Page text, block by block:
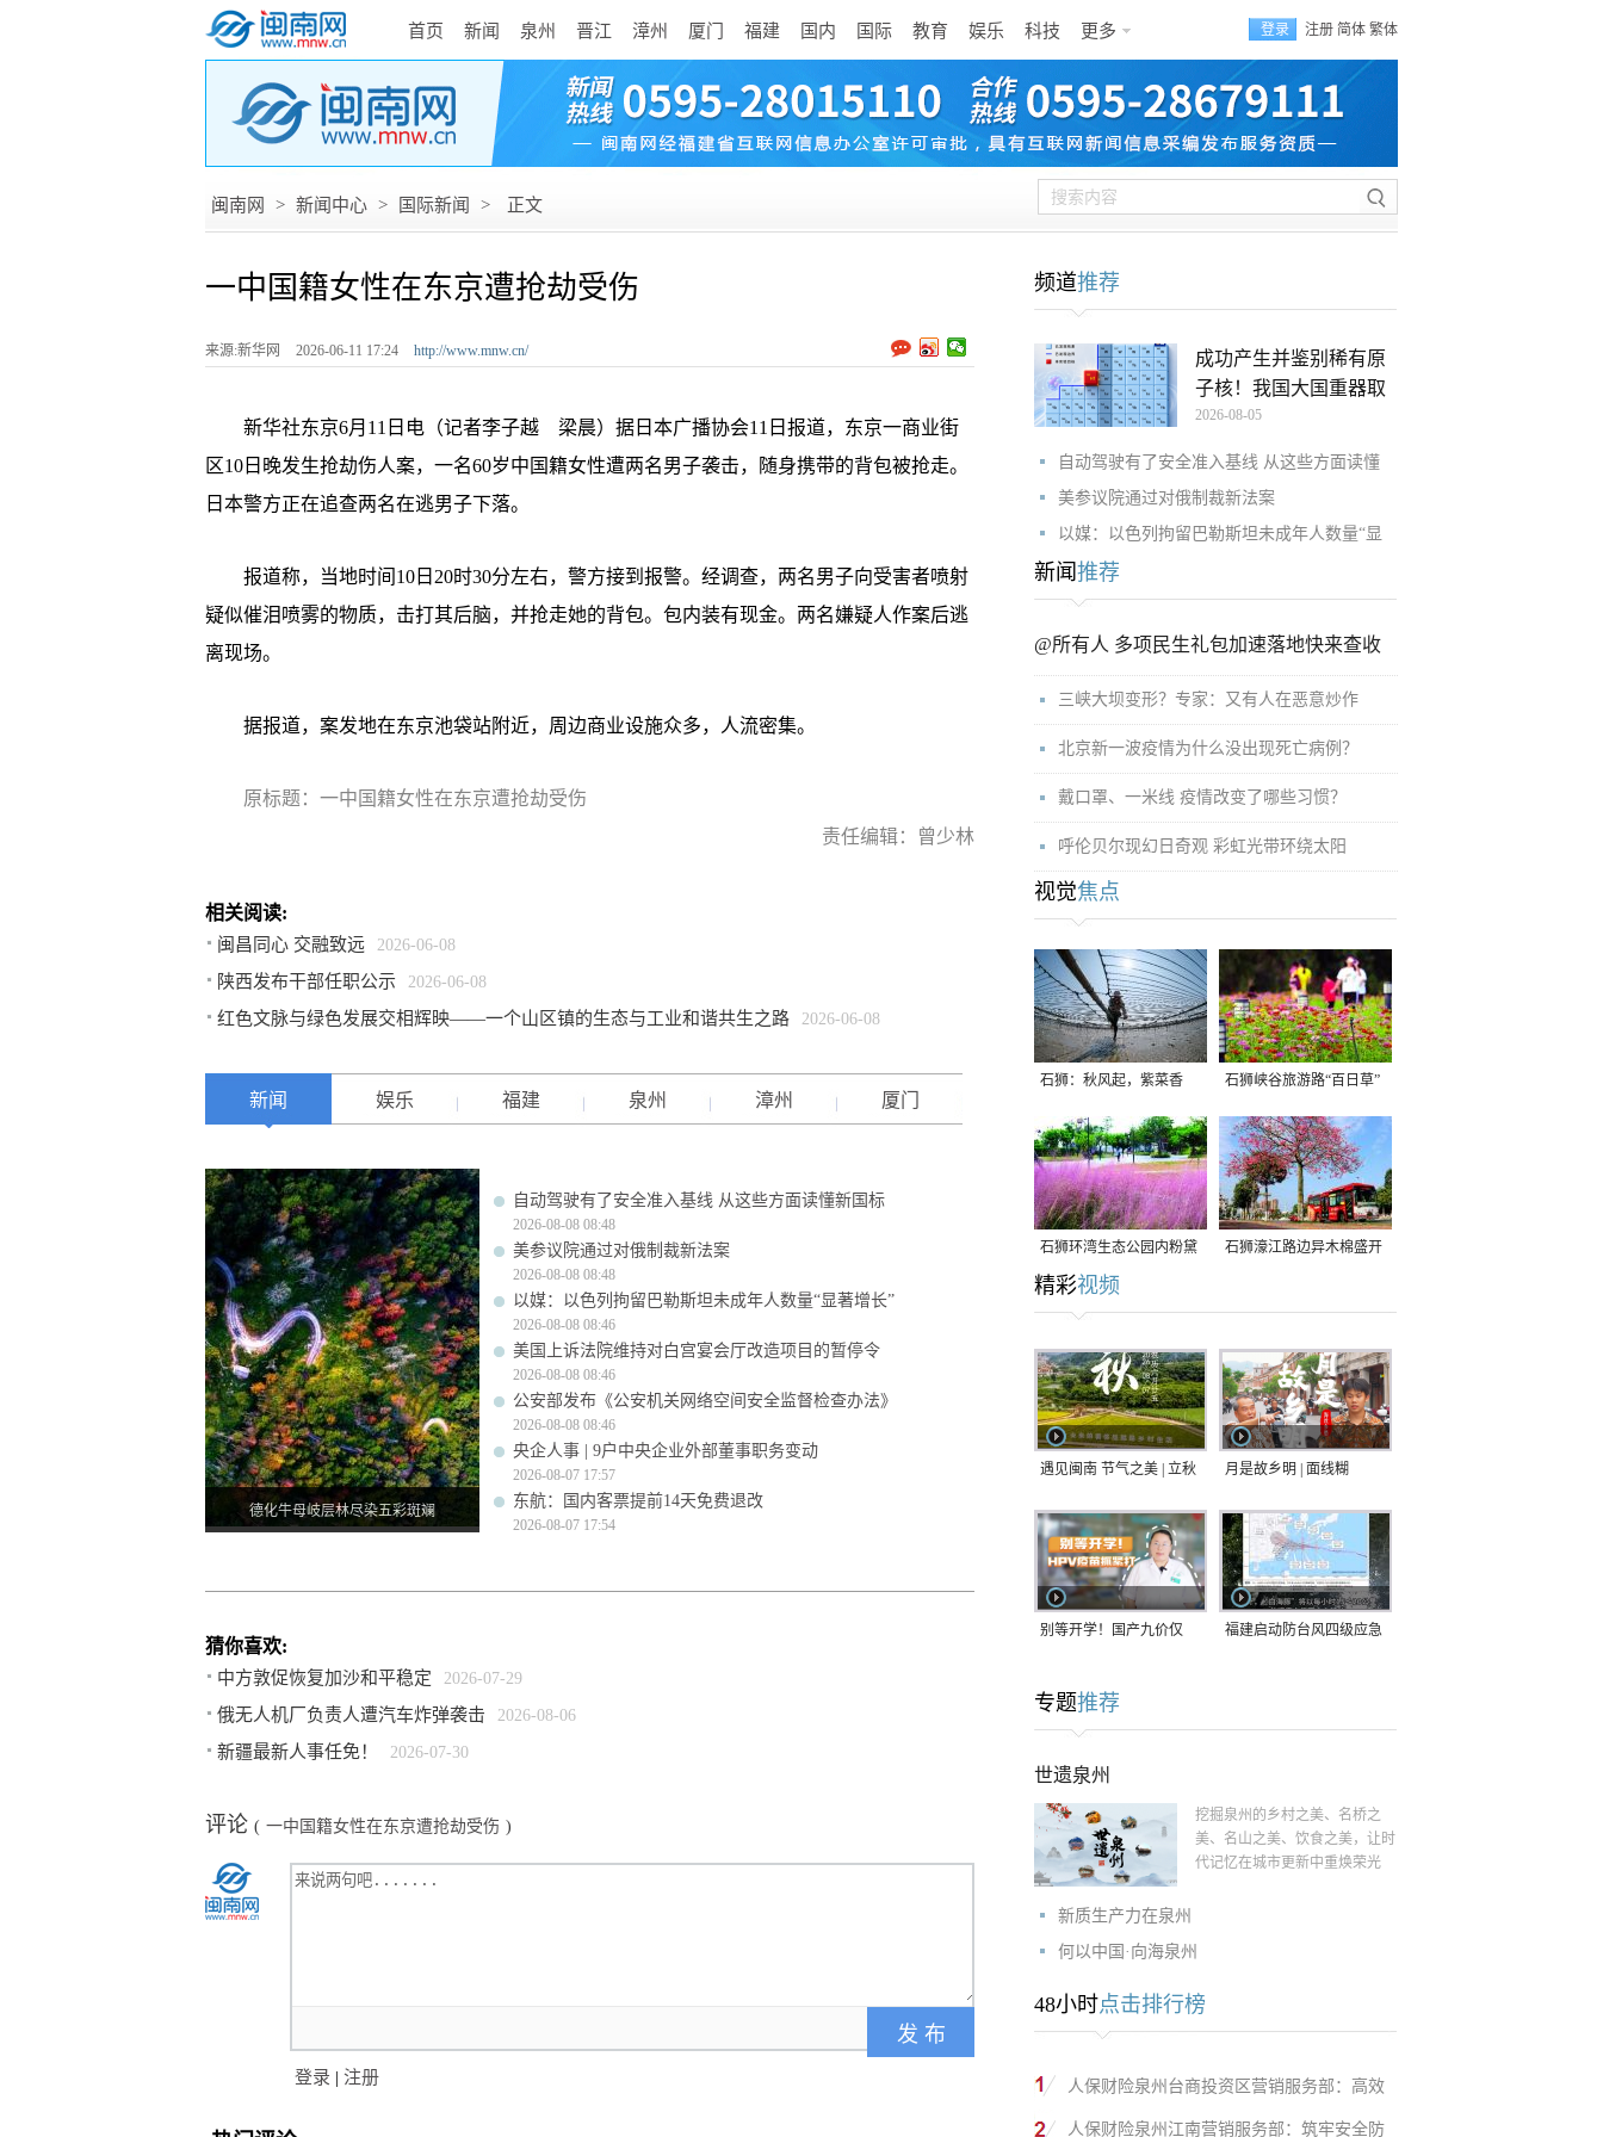
首页 新闻 泉州 晋江 漳州 厦门 福建 国内 国际 教育 娱乐 科技 更多 登录 注册 简体 繁体
闽南网 > 新闻中心 > 国际新闻 > 正文
一中国籍女性在东京遭抢劫受伤
来源:新华网 2026-06-11 17:24 http://www.mnw.cn/
新华社东京6月11日电（记者李子越 梁晨）据日本广播协会11日报道，东京一商业街
区10日晚发生抢劫伤人案，一名60岁中国籍女性遭两名男子袭击，随身携带的背包被抢走。
日本警方正在追查两名在逃男子下落。
报道称，当地时间10日20时30分左右，警方接到报警。经调查，两名男子向受害者喷射
疑似催泪喷雾的物质，击打其后脑，并抢走她的背包。包内装有现金。两名嫌疑人作案后逃
离现场。
据报道，案发地在东京池袋站附近，周边商业设施众多，人流密集。
原标题：一中国籍女性在东京遭抢劫受伤
责任编辑：曾少林
相关阅读:
闽昌同心 交融致远 2026-06-08
陕西发布干部任职公示 2026-06-08
红色文脉与绿色发展交相辉映——一个山区镇的生态与工业和谐共生之路 2026-06-08
新闻 娱乐 福建 泉州 漳州 厦门
德化牛母岐层林尽染五彩斑斓
自动驾驶有了安全准入基线 从这些方面读懂新国标
2026-08-08 08:48
美参议院通过对俄制裁新法案
2026-08-08 08:48
以媒：以色列拘留巴勒斯坦未成年人数量“显著增长”
2026-08-08 08:46
美国上诉法院维持对白宫宴会厅改造项目的暂停令
2026-08-08 08:46
公安部发布《公安机关网络空间安全监督检查办法》
2026-08-08 08:46
央企人事 | 9户中央企业外部董事职务变动
2026-08-07 17:57
东航：国内客票提前14天免费退改
2026-08-07 17:54
猜你喜欢:
中方敦促恢复加沙和平稳定 2026-07-29
俄无人机厂负责人遭汽车炸弹袭击 2026-08-06
新疆最新人事任免！ 2026-07-30
评论 ( 一中国籍女性在东京遭抢劫受伤 )
登录 | 注册
频道推荐
成功产生并鉴别稀有原
子核！我国大国重器取
2026-08-05
自动驾驶有了安全准入基线 从这些方面读懂
美参议院通过对俄制裁新法案
以媒：以色列拘留巴勒斯坦未成年人数量“显
新闻 推荐
@所有人 多项民生礼包加速落地快来查收
三峡大坝变形？专家：又有人在恶意炒作
北京新一波疫情为什么没出现死亡病例？
戴口罩、一米线 疫情改变了哪些习惯？
呼伦贝尔现幻日奇观 彩虹光带环绕太阳
视觉焦点
石狮：秋风起，紫菜香 石狮峡谷旅游路“百日草”
争相斗艳
石狮环湾生态公园内粉黛
乱子草盛放
石狮濠江路边异木棉盛开
精彩视频
遇见闽南 节气之美 | 立秋 月是故乡明 | 面线糊
别等开学！国产九价仅
紧打
福建启动防台风四级应急
专题推荐
世遗泉州
挖掘泉州的乡村之美、名桥之
美、名山之美、饮食之美，让时
代记忆在城市更新中重焕荣光
新质生产力在泉州
何以中国·向海泉州
48小时点击排行榜
人保财险泉州台商投资区营销服务部：高效
人保财险泉州江南营销服务部：筑牢安全防